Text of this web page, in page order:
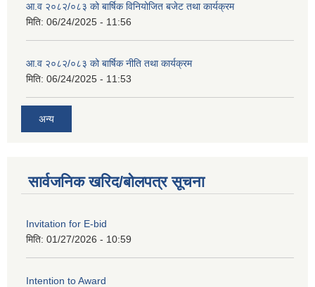
आ.व २०८२/०८३ को बार्षिक विनियोजित बजेट तथा कार्यक्रम
मिति: 06/24/2025 - 11:56
आ.व २०८२/०८३ को बार्षिक नीति तथा कार्यक्रम
मिति: 06/24/2025 - 11:53
अन्य
सार्वजनिक खरिद/बोलपत्र सूचना
Invitation for E-bid
मिति: 01/27/2026 - 10:59
Intention to Award